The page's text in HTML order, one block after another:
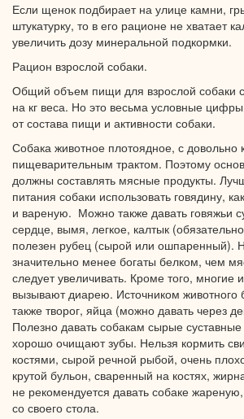
Если щенок подбирает на улице камни,
штукатурку, то в его рационе не хватает
увеличить дозу минеральной подкормки.
Рацион взрослой собаки.
Общий объем пищи для взрослой собаки
на кг веса. Но это весьма условные
от состава пищи и активности собаки.
Собака животное плотоядное, с довольно
пищеварительным трактом. Поэтому
должны составлять мясные продукты.
питания собаки использовать говядину,
и вареную. Можно также давать говяжьи
сердце, вымя, легкое, калтык
полезен рубец (сырой или ошпаренный).
значительно менее богаты белком, чем
следует увеличивать. Кроме того, многие
вызывают диарею. Источником животного
также творог, яйца (можно давать через
Полезно давать собакам сырые
хорошо очищают зубы. Нельзя кормить
костями, сырой речной рыбой, очень
крутой бульон, сваренный на костях,
не рекомендуется давать собаке
со своего стола.